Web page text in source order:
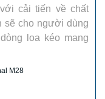
cải tiến về chất
sẽ cho người dùng
loa kéo mang